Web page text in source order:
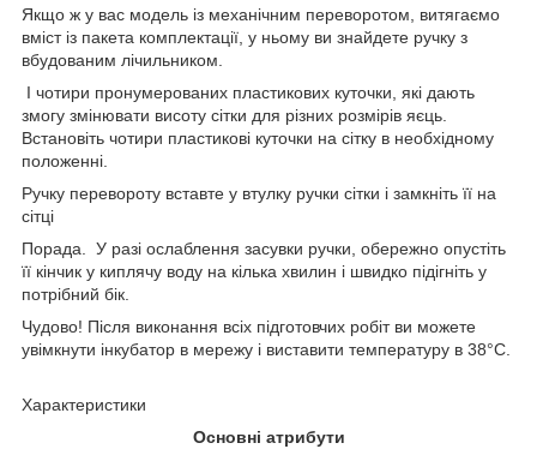
Якщо ж у вас модель із механічним переворотом, витягаємо
вміст із пакета комплектації, у ньому ви знайдете ручку з
вбудованим лічильником.
І чотири пронумерованих пластикових куточки, які дають
змогу змінювати висоту сітки для різних розмірів яєць.
Встановіть чотири пластикові куточки на сітку в необхідному
положенні.
Ручку перевороту вставте у втулку ручки сітки і замкніть її на
сітці
Порада. У разі ослаблення засувки ручки, обережно опустіть
її кінчик у киплячу воду на кілька хвилин і швидко підігніть у
потрібний бік.
Чудово! Після виконання всіх підготовчих робіт ви можете
увімкнути інкубатор в мережу і виставити температуру в 38°С.
Характеристики
Основні атрибути